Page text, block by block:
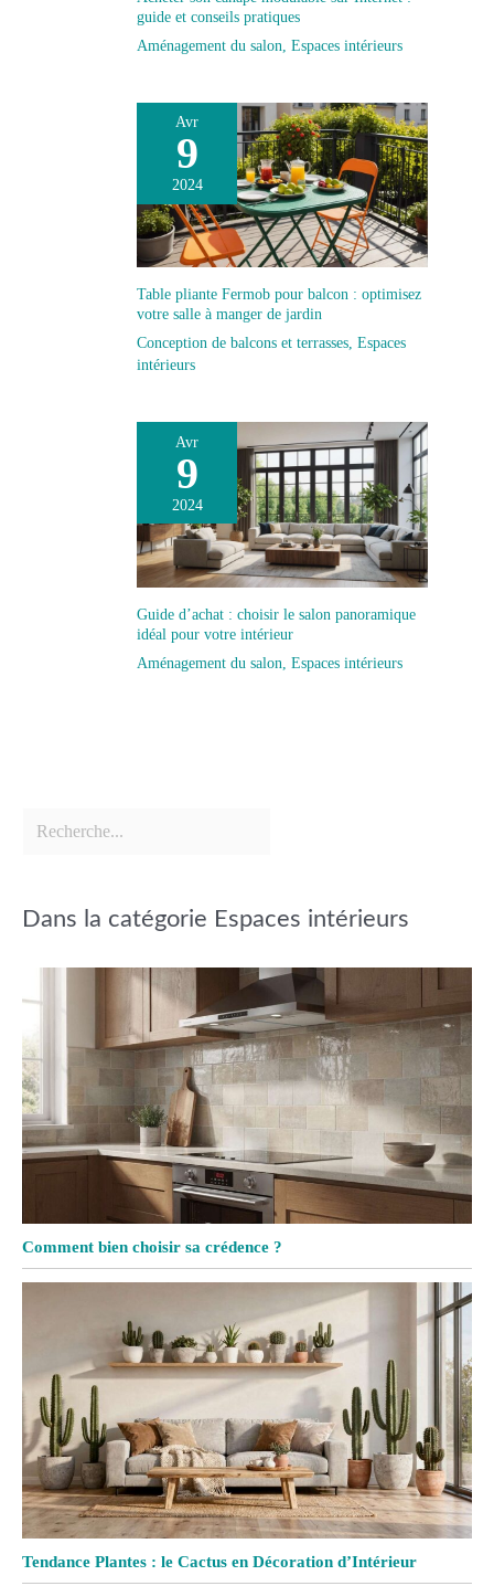
guide et conseils pratiques
Aménagement du salon, Espaces intérieurs
Avr
9
2024
Table pliante Fermob pour balcon : optimisez
votre salle à manger de jardin
Conception de balcons et terrasses, Espaces
intérieurs
Avr
9
2024
Guide d’achat : choisir le salon panoramique
idéal pour votre intérieur
Aménagement du salon Espaces intérieurs
Dans la catégorie Espaces intérieurs
Comment bien choisir sa crédence ?
Tendance Plantes : le Cactus en Décoration d’Intérieur